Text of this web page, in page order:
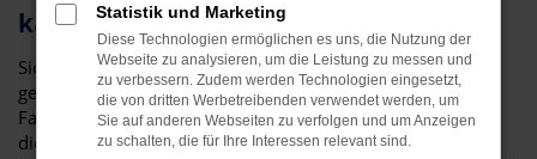
kaum zu toppen
Sicher haben Sie schon viel über den Seat Ateca Neuwagen
gelesen und festgestellt, dass es kaum ein geeigneteres
Fahrzeug für Passau und Umgebung gibt. Da ist zum einen
die überzeugende Optik, die klar und deutlich die
Statistik und Marketing
Diese Technologien ermöglichen es uns, die Nutzung der
Webseite zu analysieren, um die Leistung zu messen und
zu verbessern. Zudem werden Technologien eingesetzt,
die von dritten Werbetreibenden verwendet werden, um
Sie auf anderen Webseiten zu verfolgen und um Anzeigen
zu schalten, die für Ihre Interessen relevant sind.